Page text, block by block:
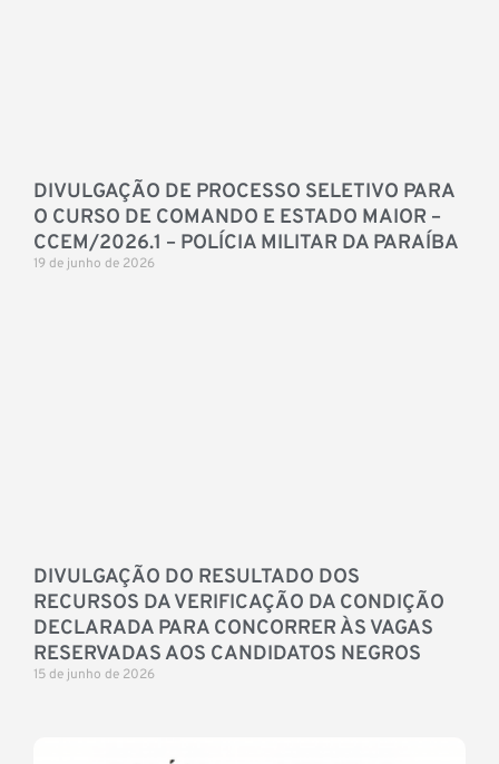
DIVULGAÇÃO DE PROCESSO SELETIVO PARA
O CURSO DE COMANDO E ESTADO MAIOR –
CCEM/2026.1 – POLÍCIA MILITAR DA PARAÍBA
19 de junho de 2026
DIVULGAÇÃO DO RESULTADO DOS
RECURSOS DA VERIFICAÇÃO DA CONDIÇÃO
DECLARADA PARA CONCORRER ÀS VAGAS
RESERVADAS AOS CANDIDATOS NEGROS
15 de junho de 2026